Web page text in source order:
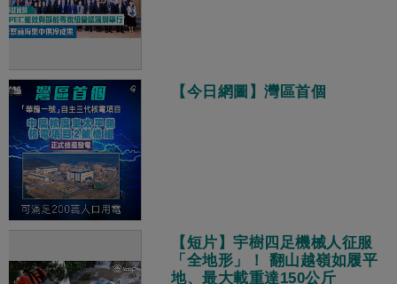
【今日網圖】灣區首個
【短片】宇樹四足機械人征服
「全地形」！ 翻山越嶺如履平
地、最大載重達150公斤